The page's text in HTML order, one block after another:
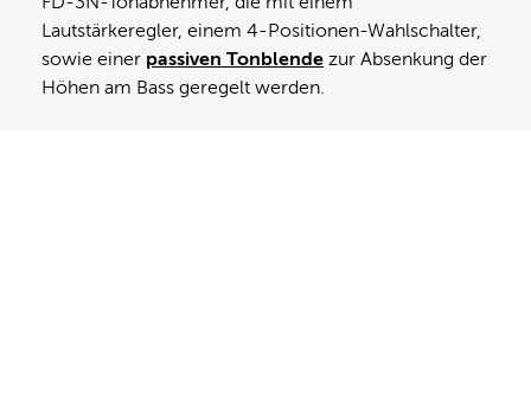
Lautstärkeregler, einem 4-Positionen-Wahlschalter,
sowie einer passiven Tonblende zur Absenkung der
Höhen am Bass geregelt werden.